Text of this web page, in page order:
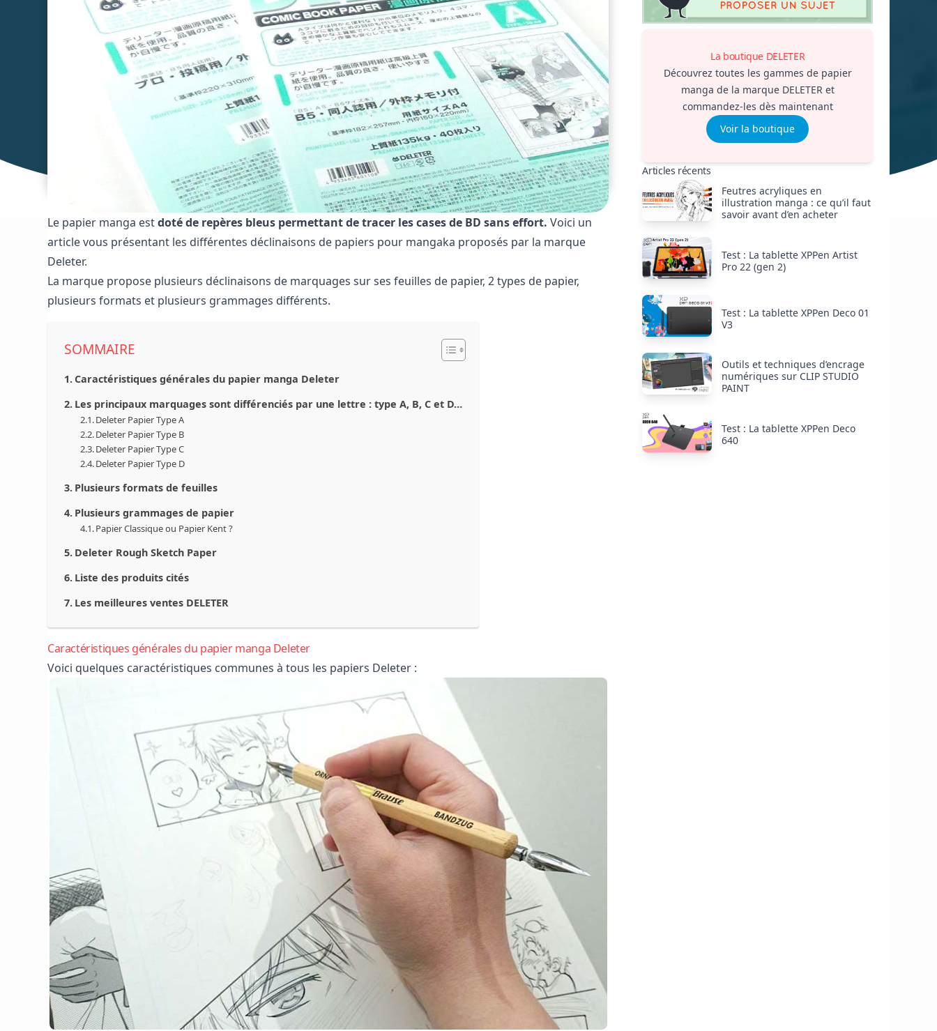
Le papier manga estdoté de repères bleus permettant de tracer les cases de BD sans effort. Voici un
article vous présentant les différentes déclinaisons de papiers pour mangaka proposés par la marque
Deleter.
La marque propose plusieurs déclinaisons de marquages sur ses feuilles de papier, 2 types de papier,
plusieurs formats et plusieurs grammages différents.
SOMMAIRE
Caractéristiques générales du papier manga Deleter
Les principaux marquages sont différenciés par une lettre : type A, B, C et D…
Deleter Papier Type A
Deleter Papier Type B
Deleter Papier Type C
Deleter Papier Type D
Plusieurs formats de feuilles
Plusieurs grammages de papier
Papier Classique ou Papier Kent ?
Deleter Rough Sketch Paper
Liste des produits cités
Les meilleures ventes DELETER
Caractéristiques générales du papier manga Deleter
Voici quelques caractéristiques communes à tous les papiers Deleter :
La boutique DELETER
Découvrez toutes les gammes de papier
manga de la marque DELETER et
commandez-les dès maintenant
Voir la boutique
Articles récents
Feutres acryliques en
illustration manga : ce qu’il faut
savoir avant d’en acheter
Test : La tablette XPPen Artist
Pro 22 (gen 2)
Test : La tablette XPPen Deco 01
V3
Outils et techniques d’encrage
numériques sur CLIP STUDIO
PAINT
Test : La tablette XPPen Deco
640